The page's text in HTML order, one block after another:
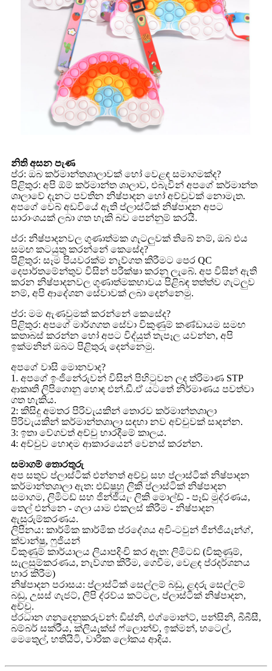
නිති අසන පැණ
ප්ර: ඔබ කර්මාන්තශාලාවක් හෝ වෙළඳ සමාගමක්ද?
පිළිතුර: අපි ඕම් කර්මාන්ත ශාලාව, එබැවින් අපගේ කර්මාන්ත
ශාලාවේ දැනට පවතින නිෂ්පාදන හෝ අච්චුවක් නොමැත.
අපගේ වෙබ් අඩවියේ ඇති ප්ලාස්ටික් නිෂ්පාදන අපට
සාරාංශයක් ලබා ගත හැකි බව පෙන්නුම් කරයි.
ප්ර: නිෂ්පාදනවල ගුණාත්මක ගැටලුවක් තිබේ නම්, ඔබ එය
සමඟ කටයුතු කරන්නේ කෙසේද?
පිළිතුර: සෑම පියවරක්ම නැව්ගත කිරීමට පෙර QC
දෙපාර්තමේන්තුව විසින් පරීක්ෂා කරනු ලැබේ. අප විසින් ඇති
කරන නිෂ්පාදනවල ගුණාත්මකභාවය පිළිබඳ තත්ත්ව ගැටලුව
නම්, අපි ආදේශන සේවාවක් ලබා දෙන්නෙමු.
ප්ර: මම ඇණවුමක් කරන්නේ කෙසේද?
පිළිතුර: අපගේ මාර්ගගත සේවා විකුණුම් කණ්ඩායම සමඟ
කතාබස් කරන්න හෝ අපට විද්යුත් තැපෑල යවන්න, අපි
ඉක්මනින් ඔබට පිළිතුරු දෙන්නෙමු.
අපගේ වාසි මොනවාද?
1. අපගේ ඉංජිනේරුවන් විසින් පිහිටුවන ලද ත්රිමාණ STP
ආකෘති ලිපිගොනු හොඳ එන්.ඩී.ඒ යටතේ නිර්මාණය පවත්වා
ගත හැකිය.
2: කිසිදු අමතර පිරිවැයකින් තොරව කර්මාන්තශාලා
පිරිවැයකින් කර්මාන්තශාලා සඳහා නව අච්චුවක් සාදන්න.
3: ඉතා වේගවත් අච්චු භාරදීමේ කාලය.
4: අච්චුව හොඳම ආකාරයෙන් වෙනස් කරන්න.
සමාගම් තොරතුරු
අප සතුව ප්ලාස්ටික් එන්නත් අච්චු සහ ප්ලාස්ටික් නිෂ්පාදන
කර්මාන්තශාලා ඇත: එඩ්ෂුහු ලිකි ප්ලාස්ටික් නිෂ්පාදන
සමාගම, ලිමිටඩ් සහ ජින්ජියැං ලිකි මොල්ඩ් - පෑඩ් මුද්රණය,
තෙල් එන්නෙ - ගලා යාම එකලස් කිරීම - නිෂ්පාදන
ඇසුරුම්කරණය.
ලිපිනය: කාර්මික කාර්මික ප්රදේශය අවි-ටවුන් ජින්ජියැන්ග්,
ක්වාන්ෂු, ෆුජියන්
විකුණුම් කාර්යාලය ලියාපදිංචි කර ඇත: ලිමිටඩ් (විකුණුම්,
සැලසුම්කරණය, නැව්ගත කිරීම, ගෙවීම, වෙළඳ ප්රදර්ශනය
භාර කිරීම)
නිෂ්පාදන පරාසය: ප්ලාස්ටික් සෙල්ලම් බඩු, ළදරු සෙල්ලම්
බඩු, උසස් ගැජට්, ලිපි ද්රව්ය කට්ටල, ප්ලාස්ටික් නිෂ්පාදන,
අච්චු.
ප්රධාන ගනුදෙනුකරුවන්: ඩිස්නි, එග්මොන්ට්, පන්සිනි, බීබීසී,
බම්බර් සක්රීය, ක්ලියැක්ස් ෆ්ලොන්ච්, ඉක්මන්, හටෙල්,
මෙතූෙල්, හතියිටි, වාරික ලෝකය ආදිය.